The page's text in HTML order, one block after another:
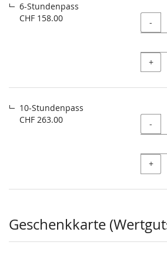
6-Stundenpass
CHF 158.00
-
+
10-Stundenpass
CHF 263.00
-
+
Geschenkkarte